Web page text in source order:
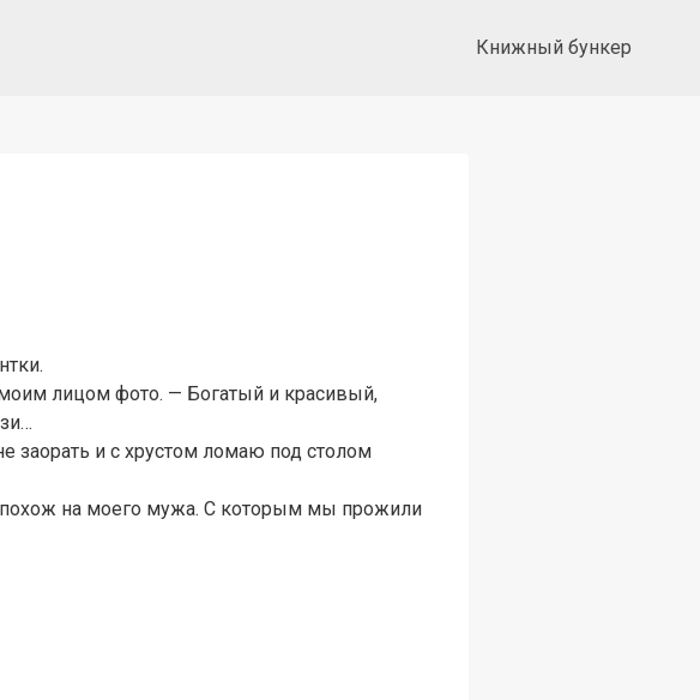
Книжный бункер
лицом фото. — Богатый и красивый,
заорать и с хрустом ломаю под столом
на моего мужа. С которым мы прожили